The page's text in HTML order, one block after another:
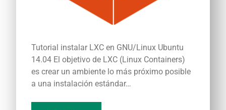
Tutorial instalar LXC en GNU/Linux Ubuntu
14.04 El objetivo de LXC (Linux Containers)
es crear un ambiente lo más próximo posible
a una instalación estándar…